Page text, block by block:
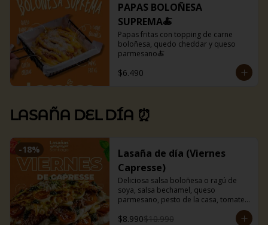
PAPAS BOLOÑESA
SUPREMA🍝
Papas fritas con topping de carne
boloñesa, quedo cheddar y queso
parmesano🍝
$6.490
LASAÑA DEL DÍA ⏰
-18%
Lasaña de día (Viernes
Capresse)
Deliciosa salsa boloñesa o ragú de
soya, salsa bechamel, queso
parmesano, pesto de la casa, tomates
Incluye pancitos con mantequilla de
$8.990$10.990